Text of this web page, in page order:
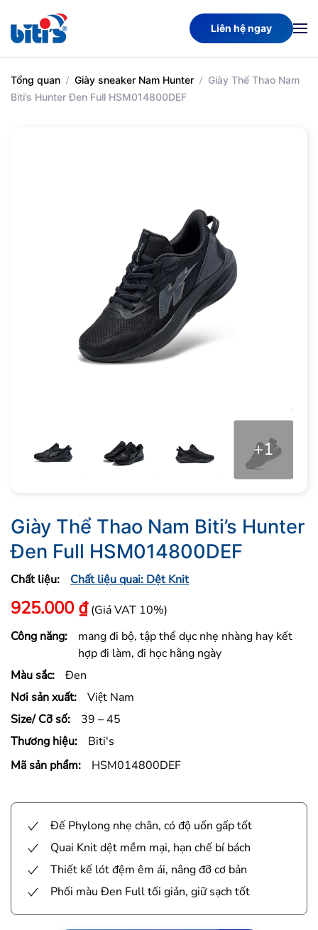
Skip
to
main
content
Liên hệ ngay
Tổng quan Giày sneaker Nam Hunter
Giày Thể Thao Nam
Biti’s Hunter Đen Full HSM014800DEF
+1
Giày Thể Thao Nam Biti’s Hunter
Đen Full HSM014800DEF
Chất liệu: Chất liệu quai: Dệt Knit
925.000 ₫ (Giá VAT 10%)
Công năng:
mang đi bộ, tập thể dục nhẹ nhàng hay kết
hợp đi làm, đi học hằng ngày
Màu sắc:
Đen
Nơi sản xuất:
Việt Nam
Size/ Cỡ số:
39 – 45
Thương hiệu:
Biti's
Mã sản phẩm:
HSM014800DEF
Đế Phylong nhẹ chân, có độ uốn gấp tốt
Quai Knit dệt mềm mại, hạn chế bí bách
Thiết kế lót đệm êm ái, nâng đỡ cơ bản
Phối màu Đen Full tối giản, giữ sạch tốt